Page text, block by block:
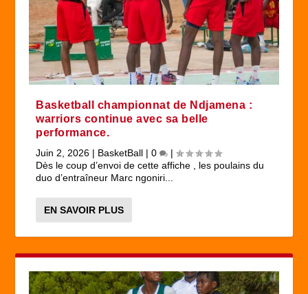
Basketball championnat de Ndjamena :
warriors continue avec sa belle
performance.
Juin 2, 2026 | BasketBall |0
|
Dès le coup d’envoi de cette affiche , les poulains du
duo d’entraîneur Marc ngoniri...
EN SAVOIR PLUS